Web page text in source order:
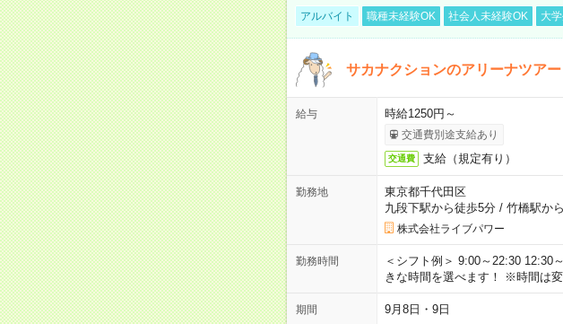
アルバイト 職種未経験OK 社会人未経験OK 大
サカナクションのアリーナツア
給与 時給1250円～
交通費別途支給あり
交通費 支給（規定有り）
勤務地
東京都千代田区
九段下駅から徒歩5分/ 竹橋駅か
株式会社ライブパワー
勤務時間
＜シフト例＞ 9:00～22:30 12:30
きな時間を選べます！ ※時間は
期間 9月8日・9日